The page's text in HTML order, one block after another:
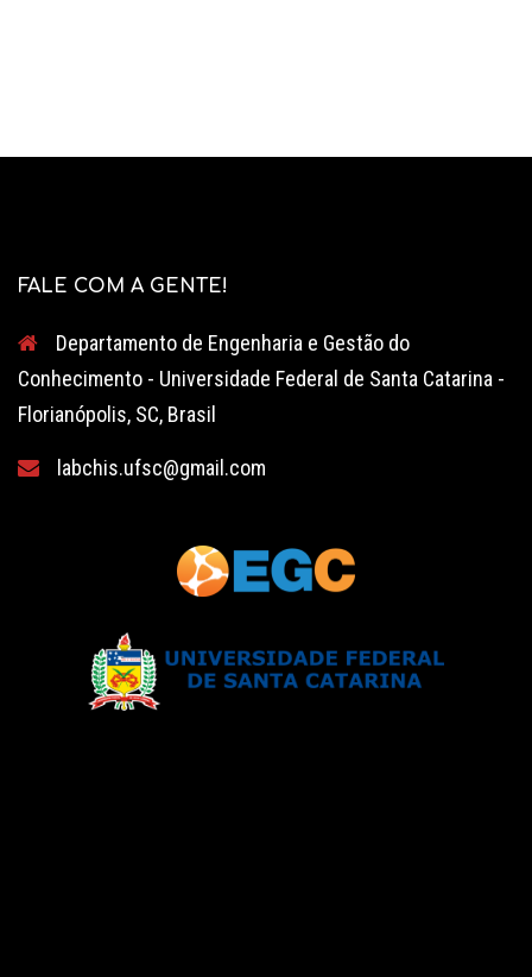
FALE COM A GENTE!
Departamento de Engenharia e Gestão do
Conhecimento - Universidade Federal de Santa Catarina -
Florianópolis, SC, Brasil
labchis.ufsc@gmail.com